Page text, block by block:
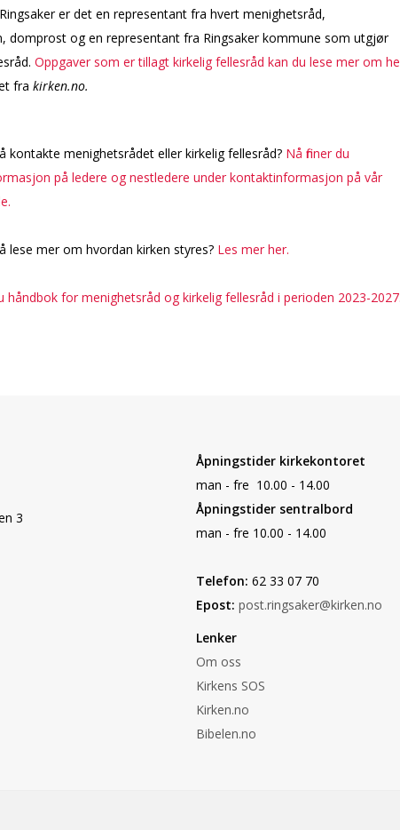
er det en representant fra hvert menighetsråd,
domprost og en representant fra Ringsaker kommune som utgjør
Oppgaver som er tillagt kirkelig fellesråd kan du lese mer om
fra kirken.no.
kontakte menighetsrådet eller kirkelig fellesråd?Nå finner du
på ledere og nestledere under kontaktinformasjon på vår
lese mer om hvordan kirken styres? Les mer her.
håndbok for menighetsråd og kirkelig fellesråd i perioden 2023-2027.
3
Åpningstider kirkekontoret
man - fre 10.00 - 14.00
Åpningstider sentralbord
man - fre 10.00 - 14.00
Telefon: 62 33 07 70
Epost: post.ringsaker@kirken.no
Lenker
Om oss
Kirkens SOS
Kirken.no
Bibelen.no